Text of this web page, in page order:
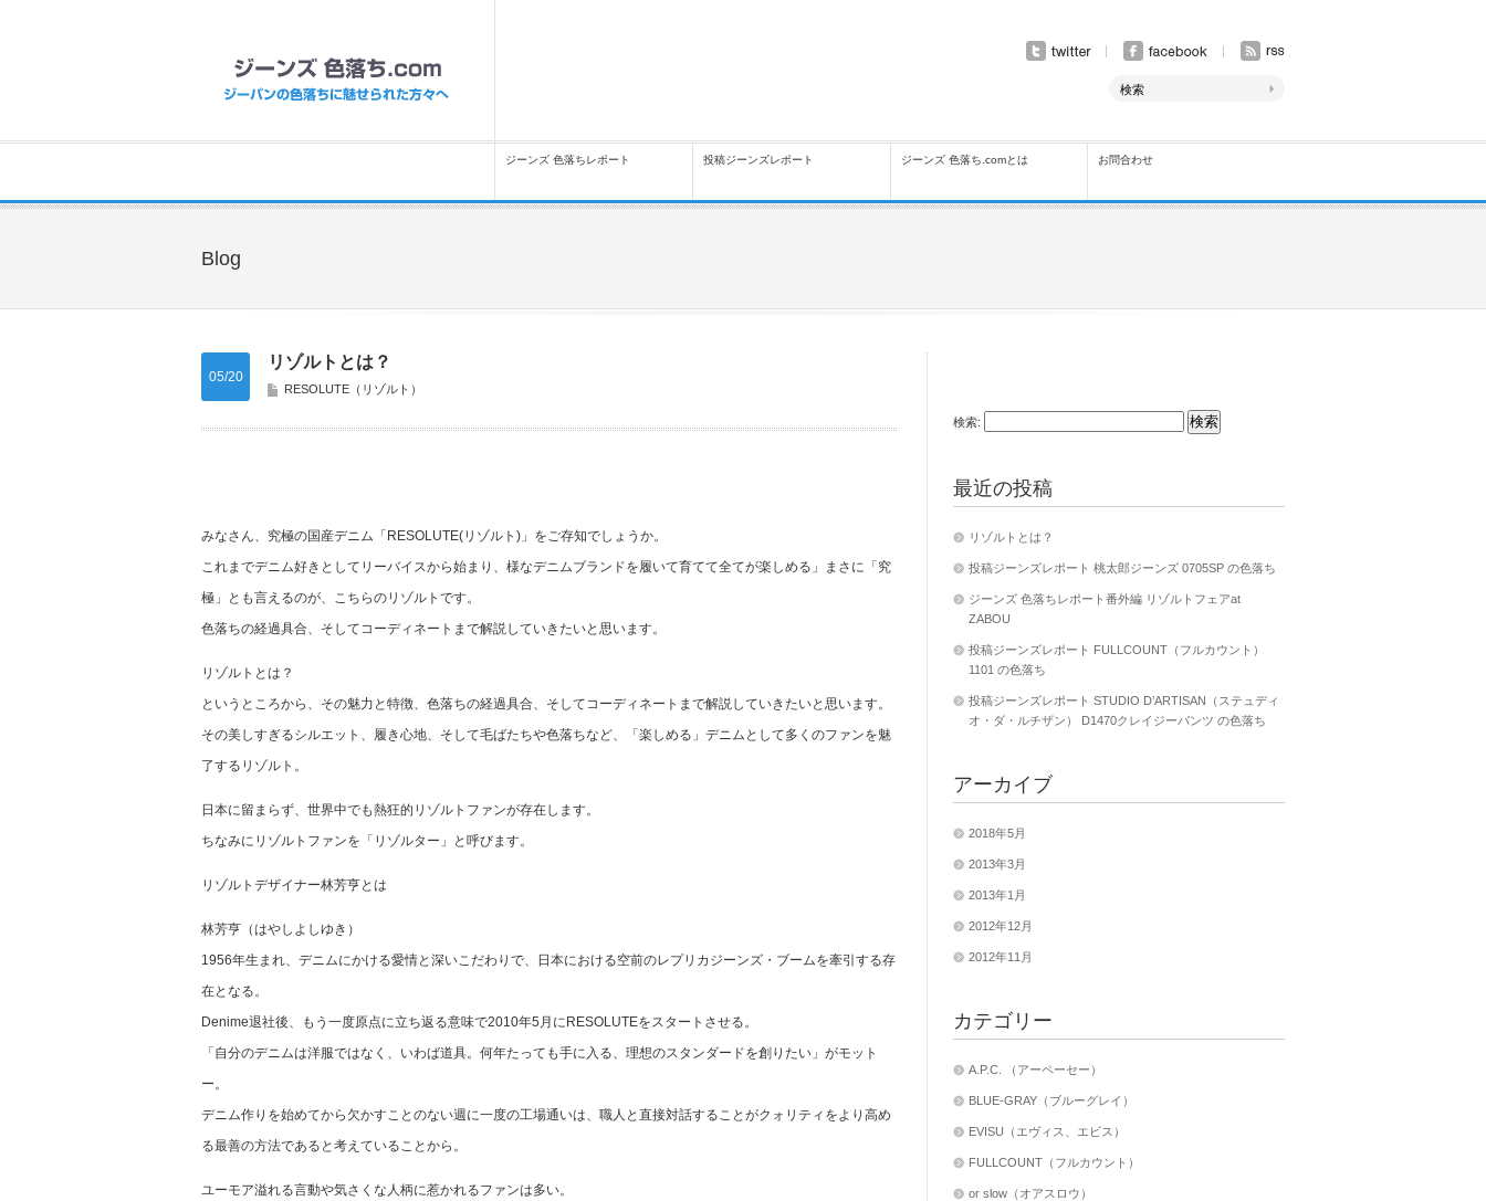
ジーンズ 色落ちレポート 投稿ジーンズレポート ジーンズ 色落ち.comとは お問合わせ
Blog
リゾルトとは？
RESOLUTE（リゾルト）
05/20
みなさん、究極の国産デニム「RESOLUTE(リゾルト)」をご存知でしょうか。
これまでデニム好きとしてリーバイスから始まり、様なデニムブランドを履いて育てて全てが楽しめる」まさに「究
極」とも言えるのが、こちらのリゾルトです。
色落ちの経過具合、そしてコーディネートまで解説していきたいと思います。
リゾルトとは？
というところから、その魅力と特徴、色落ちの経過具合、そしてコーディネートまで解説していきたいと思います。
その美しすぎるシルエット、履き心地、そして毛ばたちや色落ちなど、「楽しめる」デニムとして多くのファンを魅
了するリゾルト。
日本に留まらず、世界中でも熱狂的リゾルトファンが存在します。
ちなみにリゾルトファンを「リゾルター」と呼びます。
リゾルトデザイナー林芳亨とは
林芳亨（はやしよしゆき）
1956年生まれ、デニムにかける愛情と深いこだわりで、日本における空前のレプリカジーンズ・ブームを牽引する存
在となる。
Denime退社後、もう一度原点に立ち返る意味で2010年5月にRESOLUTEをスタートさせる。
「自分のデニムは洋服ではなく、いわば道具。何年たっても手に入る、理想のスタンダードを創りたい」がモット
ー。
デニム作りを始めてから欠かすことのない週に一度の工場通いは、職人と直接対話することがクォリティをより高め
る最善の方法であると考えていることから。
ユーモア溢れる言動や気さくな人柄に惹かれるファンは多い。
検索:
最近の投稿
リゾルトとは？
投稿ジーンズレポート 桃太郎ジーンズ 0705SP の色落ち
ジーンズ 色落ちレポート番外編 リゾルトフェアat
ZABOU
投稿ジーンズレポート FULLCOUNT（フルカウント）
1101 の色落ち
投稿ジーンズレポート STUDIO D’ARTISAN（ステュディ
オ・ダ・ルチザン） D1470クレイジーパンツ の色落ち
アーカイブ
2018年5月
2013年3月
2013年1月
2012年12月
2012年11月
カテゴリー
A.P.C. （アーペーセー）
BLUE-GRAY（ブルーグレイ）
EVISU（エヴィス、エビス）
FULLCOUNT（フルカウント）
or slow（オアスロウ）